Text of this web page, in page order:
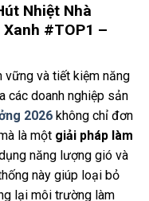
Nhiệt Nhà
#TOP1 –
vững và tiết kiệm năng
các doanh nghiệp sản
2026 không chỉ đơn
là một giải pháp làm
năng lượng gió và
này giúp loại bỏ
lại môi trường làm